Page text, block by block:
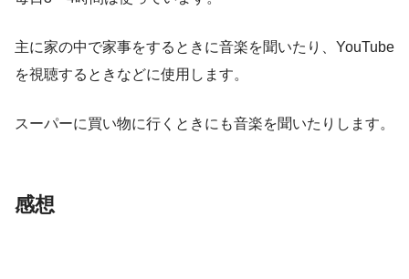
主に家の中で家事をするときに音楽を聞いたり、YouTube
を視聴するときなどに使用します。
スーパーに買い物に行くときにも音楽を聞いたりします。
感想